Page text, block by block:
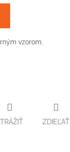
vzorom.
ZDIEĽAŤ